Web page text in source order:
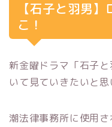
【石子と羽男
こ！
新金曜ドラマ「石子
いて見ていきたいと思
潮法律事務所に使用